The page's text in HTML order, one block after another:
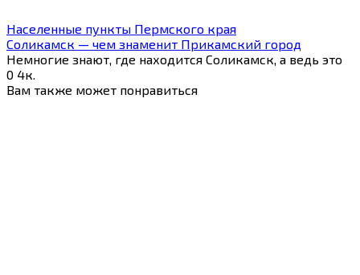
Населенные пункты Пермского края
Соликамск — чем знаменит Прикамский город
Немногие знают, где находится Соликамск, а ведь это
0 4к.
Вам также может понравиться